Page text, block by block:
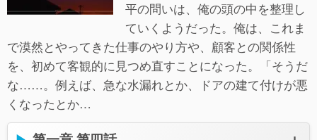
平の問いは、俺の頭の中を整理し
ていくようだった。俺は、これま
で漠然とやってきた仕事のやり方や、顧客との関係性
を、初めて客観的に見つめ直すことになった。「そうだ
な……。例えば、急な水漏れとか、ドアの建て付けが悪
くなったとか…